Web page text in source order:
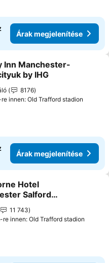
Árak megjelenítése
a kedvencekhez
Inn Manchester-
by IHG
8176
re innen: Old Trafford stadion
Árak megjelenítése
a kedvencekhez
Hotel
Salford
11 743
re innen: Old Trafford stadion